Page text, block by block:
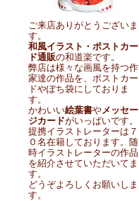
ご来店ありがとうございま
す。
和風イラスト・ポストカー
ド通販の和道楽です。
弊店は様々な画風を持つ作
家達の作品を、ポストカー
ドやぽち袋にしておりま
す。
かわいい絵葉書やメッセー
ジカードがいっぱいです。
提携イラストレーターは７
０名在籍しております。随
時イラストレーターの作品
を紹介させていただいてま
す。
どうぞよろしくお願いしま
す。